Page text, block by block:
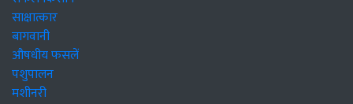
साक्षात्कार
बागवानी
औषधीय फसलें
पशुपालन
मशीनरी